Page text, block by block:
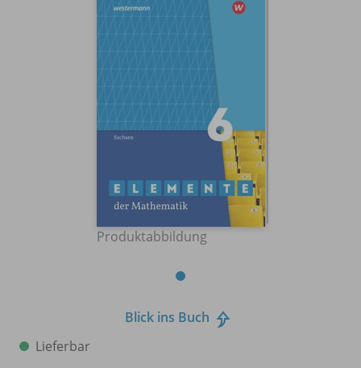
Produktabbildung
Blick ins Buch
Lieferbar